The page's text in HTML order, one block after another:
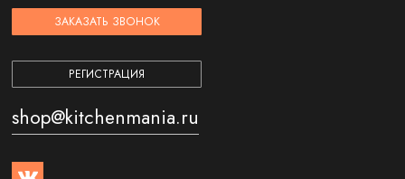
ЗАКАЗАТЬ ЗВОНОК
РЕГИСТРАЦИЯ
shop@kitchenmania.ru